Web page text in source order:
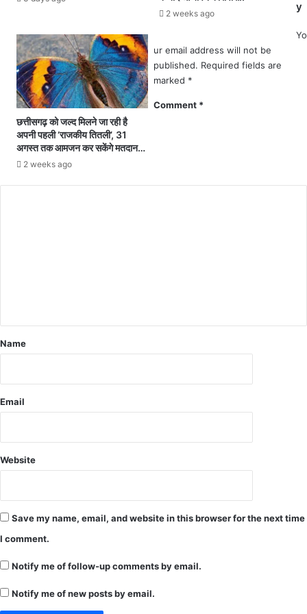
क
जु
में
स्कू
लें
अ
धि
का
यों
को
दि
ग
या
र्दे
…
मि
जा
का
र्य
य
अ
धि
री
की
उ
स्थि
ति
में
ह
सी
व
प
2 weeks ago
छत्तीसगढ़ को जल्द मिलने जा रही है
अपनी पहली ‘राजकीय तितली’, 31
अगस्त तक आमजन कर सकेंगे मतदान…
2 weeks ago
y
Yo
ur email address will not be
published. Required fields are
marked *
Comment *
Name
Email
Website
Save my name, email, and website in this browser for the next time
I comment.
Notify me of follow-up comments by email.
Notify me of new posts by email.